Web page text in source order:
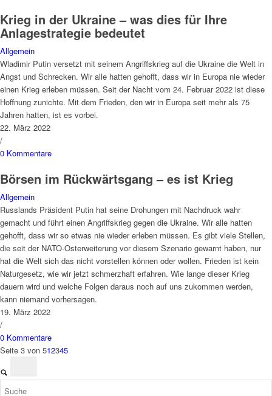
Krieg in der Ukraine – was dies für Ihre
Anlagestrategie bedeutet
Allgemein
Wladimir Putin versetzt mit seinem Angriffskrieg auf die Ukraine die Welt in
Angst und Schrecken. Wir alle hatten gehofft, dass wir in Europa nie wieder
einen Krieg erleben müssen. Seit der Nacht vom 24. Februar 2022 ist diese
Hoffnung zunichte. Mit dem Frieden, den wir in Europa seit mehr als 75
Jahren hatten, ist es vorbei.
22. März 2022
/
0 Kommentare
Börsen im Rückwärtsgang – es ist Krieg
Allgemein
Russlands Präsident Putin hat seine Drohungen mit Nachdruck wahr
gemacht und führt einen Angriffskrieg gegen die Ukraine. Wir alle hatten
gehofft, dass wir so etwas nie wieder erleben müssen. Es gibt viele Stellen,
die seit der NATO-Osterweiterung vor diesem Szenario gewarnt haben, nur
hat die Welt sich das nicht vorstellen können oder wollen. Frieden ist kein
Naturgesetz, wie wir jetzt schmerzhaft erfahren. Wie lange dieser Krieg
dauern wird und welche Folgen daraus noch auf uns zukommen werden,
kann niemand vorhersagen.
19. März 2022
/
0 Kommentare
Seite 3 von 512345